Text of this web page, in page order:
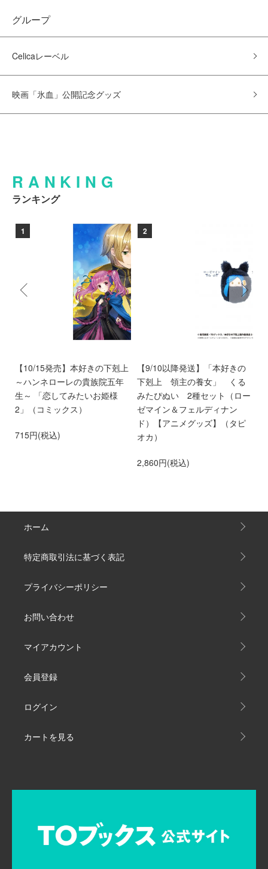
グループ
Celicaレーベル
映画「氷血」公開記念グッズ
RANKING
ランキング
1
【10/15発売】本好きの下剋上
～ハンネローレの貴族院五年
生～ 「恋してみたいお姫様
2」（コミックス）
715円(税込)
2
【9/10以降発送】「本好きの
下剋上 領主の養女」 くる
みたぴぬい 2種セット（ロー
ゼマイン＆フェルディナン
ド）【アニメグッズ】（タピ
オカ）
2,860円(税込)
ホーム
特定商取引法に基づく表記
プライバシーポリシー
お問い合わせ
マイアカウント
会員登録
ログイン
カートを見る